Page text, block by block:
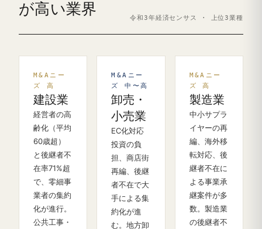
が高い業界
令和3年経済センサス · 上位3業種
M&Aニー
ズ 高
建設業
経営者の高
齢化（平均
60歳超）
と後継者不
在率71%超
で、零細事
業者の集約
化が進行。
公共工事・
M&Aニー
ズ 中〜高
卸売・
小売業
EC化対応
投資の負
担、商店街
再編、後継
者不在で大
手による集
約化が進
む。地方卸
M&Aニー
ズ 高
製造業
中小サプラ
イヤーの再
編、海外移
転対応、後
継者不在に
よる事業承
継案件が多
数。製造業
の後継者不